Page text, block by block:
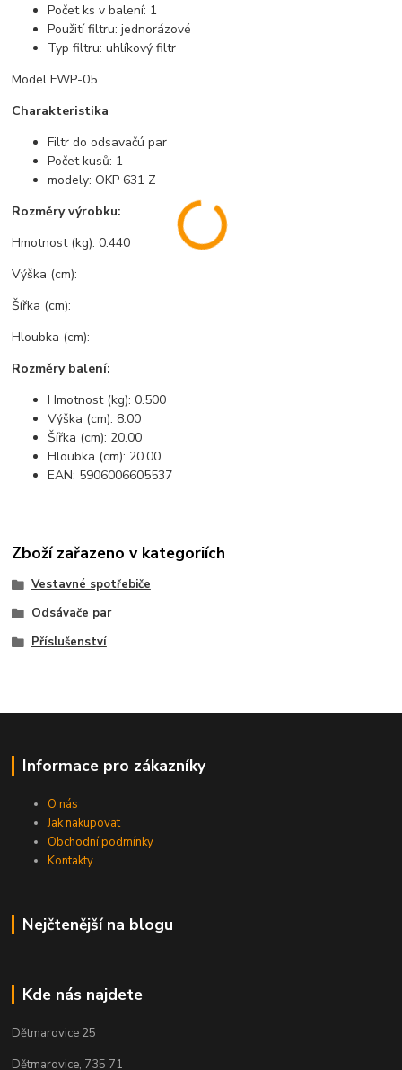
Počet ks v balení: 1
Použití filtru: jednorázové
Typ filtru: uhlíkový filtr
Model FWP-05
Charakteristika
Filtr do odsavačú par
Počet kusů: 1
modely: OKP 631 Z
Rozměry výrobku:
Hmotnost (kg): 0.440
Výška (cm):
Šířka (cm):
Hloubka (cm):
Rozměry balení:
Hmotnost (kg): 0.500
Výška (cm): 8.00
Šířka (cm): 20.00
Hloubka (cm): 20.00
EAN: 5906006605537
Zboží zařazeno v kategoriích
Vestavné spotřebiče
Odsávače par
Příslušenství
Informace pro zákazníky
O nás
Jak nakupovat
Obchodní podmínky
Kontakty
Nejčtenější na blogu
Kde nás najdete
Dětmarovice 25
Dětmarovice, 735 71